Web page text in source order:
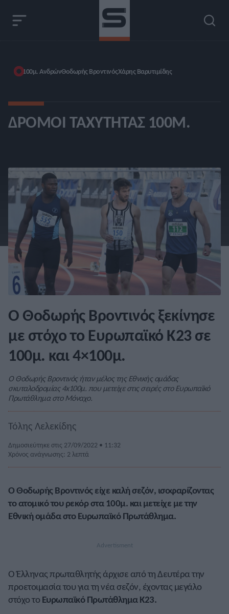
100μ. ΑνδρώνΘοδωρής ΒροντινόςΧάρης Βαρυτιμίδης
ΔΡΌΜΟΙ ΤΑΧΎΤΗΤΑΣ 100Μ.
Ο Θοδωρής Βροντινός ξεκίνησε
με στόχο το Ευρωπαϊκό Κ23 σε
100μ. και 4×100μ.
Ο Θοδωρής Βροντινός ήταν μέλος της Εθνικής ομάδας
σκυταλοδρομίας 4x100μ. που μετείχε στις σειρές στο Ευρωπαϊκό
Πρωτάθλημα στο Μόναχο.
Τόλης Λελεκίδης
Δημοσιεύτηκε στις 27/09/2022 • 11:32
Χρόνος ανάγνωσης: 2 λεπτά
Ο Θοδωρής Βροντινός είχε καλή σεζόν, ισοφαρίζοντας
το ατομικό του ρεκόρ στα 100μ. και μετείχε με την
Εθνική ομάδα στο Ευρωπαϊκό Πρωτάθλημα.
Ο Έλληνας πρωταθλητής άρχισε από τη Δευτέρα την
προετοιμασία του για τη νέα σεζόν, έχοντας μεγάλο
στόχο το Ευρωπαϊκό Πρωτάθλημα Κ23.